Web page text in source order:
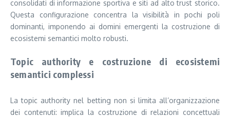
consolidati di informazione sportiva e siti ad alto trust storico.
Questa configurazione concentra la visibilità in pochi poli
dominanti, imponendo ai domini emergenti la costruzione di
ecosistemi semantici molto robusti.
Topic authority e costruzione di ecosistemi
semantici complessi
La topic authority nel betting non si limita all’organizzazione
dei contenuti: implica la costruzione di relazioni concettuali